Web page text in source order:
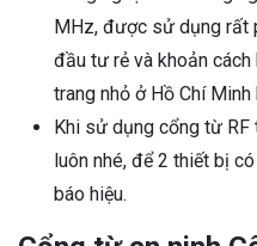
MHz, được sử dụng rất
đầu tư rẻ và khoản
trang nhỏ ở Hồ Chí Minh
Khi sử dụng cổng từ RF
luôn nhé, để 2 thiết bị
báo hiệu.